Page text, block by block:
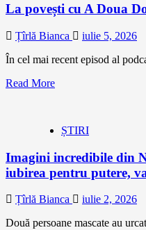
La povești cu A Doua
Țîrlă Bianca
iulie 5, 2026
În cel mai recent episod al
Read More
ȘTIRI
Imagini incredibile din
iubirea pentru putere,
Țîrlă Bianca
iulie 2, 2026
Două persoane mascate au